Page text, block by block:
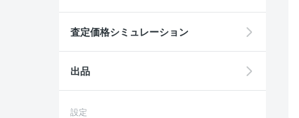
査定価格シミュレーション
出品
設定